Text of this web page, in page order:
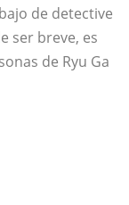
de detective
ser breve, es
de Ryu Ga